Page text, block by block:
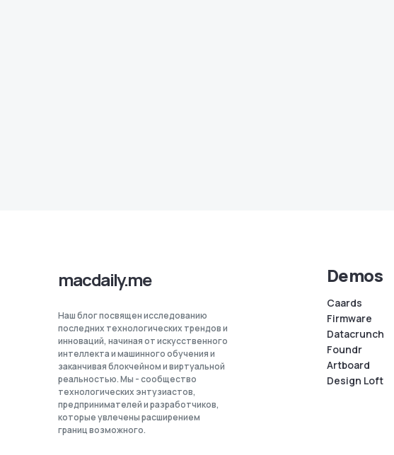
macdaily.me
Наш блог посвящен исследованию
последних технологических трендов и
инноваций, начиная от искусственного
интеллекта и машинного обучения и
заканчивая блокчейном и виртуальной
реальностью. Мы - сообщество
технологических энтузиастов,
предпринимателей и разработчиков,
которые увлечены расширением
границ возможного.
Demos
Caards
Firmware
Datacrunch
Foundr
Artboard
Design Loft